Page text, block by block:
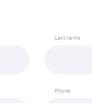
Last name
Phone